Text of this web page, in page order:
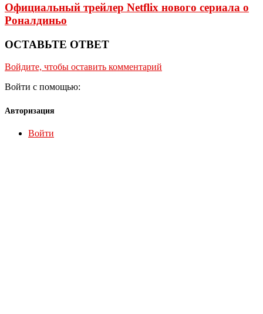
Официальный трейлер Netflix нового сериала о
Роналдиньо
ОСТАВЬТЕ ОТВЕТ
Войдите, чтобы оставить комментарий
Войти с помощью:
Авторизация
Войти